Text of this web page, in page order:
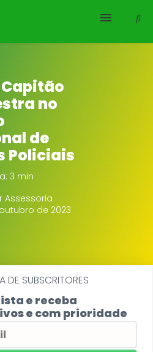
no
de
Policiais
3 min
Assessoria
de 2023
DE SUBSCRITORES
e receba
e com prioridade